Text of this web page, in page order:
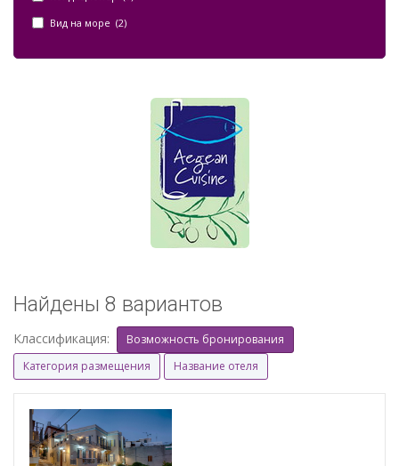
Вид на море (2)
Найдены 8 вариантов
Классификация:
Возможность бронирования
Категория размещения
Название отеля